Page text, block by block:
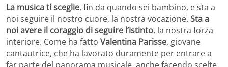
La musica ti sceglie, fin da quando sei bambino, e sta a
noi seguire il nostro cuore, la nostra vocazione. Sta a
noi avere il coraggio di seguire l’istinto, la nostra forza
interiore. Come ha fatto Valentina Parisse, giovane
cantautrice, che ha lavorato duramente per entrare a
far parte del panorama musicale, anche facendo scelte